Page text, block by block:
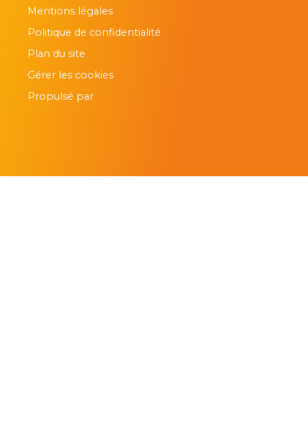
Mentions légales
Politique de confidentialité
Plan du site
Gérer les cookies
Propulsé par